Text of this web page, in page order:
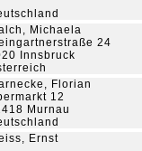
Michaela
24
Innsbruck
Florian
12
Murnau
Ernst